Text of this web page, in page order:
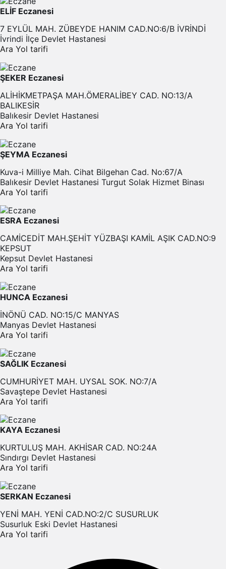
ELİF Eczanesi
7 EYLÜL MAH. ZÜBEYDE HANIM CAD.NO:6/B İVRİNDİ
İvrindi İlçe Devlet Hastanesi
Ara Yol tarifi
ŞEKER Eczanesi
ALİHİKMETPAŞA MAH.ÖMERALİBEY CAD. NO:13/A
BALIKESİR
Balıkesir Devlet Hastanesi
Ara Yol tarifi
ŞEYMA Eczanesi
Kuva-i Milliye Mah. Cihat Bilgehan Cad. No:67/A
Balıkesir Devlet Hastanesi Turgut Solak Hizmet Binası
Ara Yol tarifi
ESRA Eczanesi
CAMİCEDİT MAH.ŞEHİT YÜZBAŞI KAMİL AŞIK CAD.NO:9
KEPSUT
Kepsut Devlet Hastanesi
Ara Yol tarifi
HUNCA Eczanesi
İNÖNÜ CAD. NO:15/C MANYAS
Manyas Devlet Hastanesi
Ara Yol tarifi
SAĞLIK Eczanesi
CUMHURİYET MAH. UYSAL SOK. NO:7/A
Savaştepe Devlet Hastanesi
Ara Yol tarifi
KAYA Eczanesi
KURTULUŞ MAH. AKHİSAR CAD. NO:24A
Sındırgı Devlet Hastanesi
Ara Yol tarifi
SERKAN Eczanesi
YENİ MAH. YENİ CAD.NO:2/C SUSURLUK
Susurluk Eski Devlet Hastanesi
Ara Yol tarifi